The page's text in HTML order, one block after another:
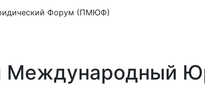
Форум (ПМЮФ)
Международный